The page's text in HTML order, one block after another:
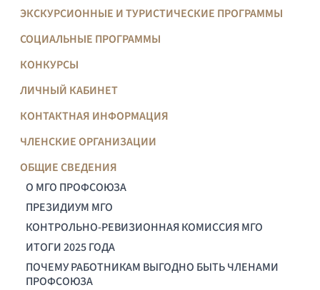
ЭКСКУРСИОННЫЕ И ТУРИСТИЧЕСКИЕ ПРОГРАММЫ
СОЦИАЛЬНЫЕ ПРОГРАММЫ
КОНКУРСЫ
ЛИЧНЫЙ КАБИНЕТ
КОНТАКТНАЯ ИНФОРМАЦИЯ
ЧЛЕНСКИЕ ОРГАНИЗАЦИИ
ОБЩИЕ СВЕДЕНИЯ
О МГО ПРОФСОЮЗА
ПРЕЗИДИУМ МГО
КОНТРОЛЬНО-РЕВИЗИОННАЯ КОМИССИЯ МГО
ИТОГИ 2025 ГОДА
ПОЧЕМУ РАБОТНИКАМ ВЫГОДНО БЫТЬ ЧЛЕНАМИ
ПРОФСОЮЗА